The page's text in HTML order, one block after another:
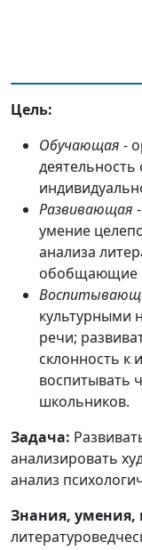
Цель:
Обучающая -
Развивающая
умение
анализа
обобщающие
культурными
речи;
склонность к
воспитывать
школьников.
Задача:
анализировать
анализ
Знания, умения,